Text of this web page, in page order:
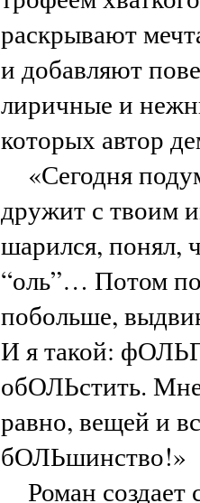
раскрывают
и добавляют
лиричные и
которых автор
«Сегодня
дружит с твоим
шарился, понял,
“оль”… Потом
побольше,
И я такой:
обОЛЬстить.
равно, вещей и
бОЛЬшинство!»
Роман создает